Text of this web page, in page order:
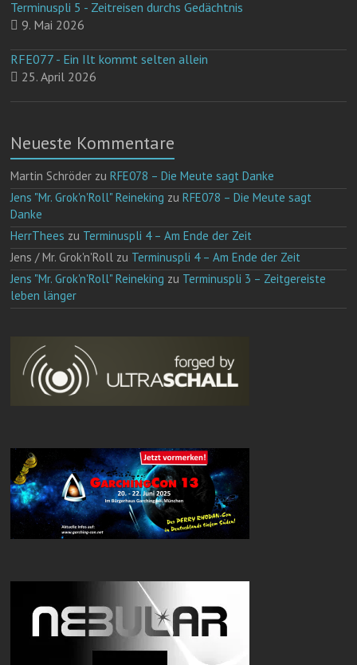
Terminuspli 5 - Zeitreisen durchs Gedächtnis
9. Mai 2026
RFE077 - Ein Ilt kommt selten allein
25. April 2026
Neueste Kommentare
Martin Schröder zuRFE078 – Die Meute sagt Danke
Jens "Mr. Grok'n'Roll" Reineking zuRFE078 – Die Meute sagt
Danke
HerrThees zu Terminuspli 4 – Am Ende der Zeit
Jens / Mr. Grok'n'Roll zu Terminuspli 4 – Am Ende der Zeit
Jens "Mr. Grok'n'Roll" Reineking zu Terminuspli 3 – Zeitgereiste
leben länger